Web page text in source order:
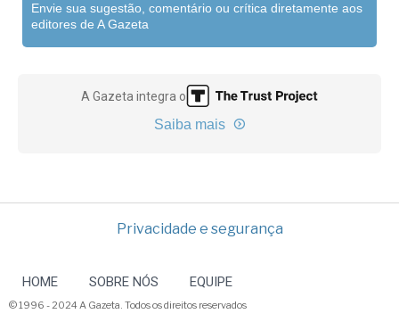
Envie sua sugestão, comentário ou crítica diretamente aos
editores de A Gazeta
A Gazeta integra o
Saiba mais
Privacidade e segurança
HOME SOBRE NÓS EQUIPE
© 1996 - 2024 A Gazeta. Todos os direitos reservados